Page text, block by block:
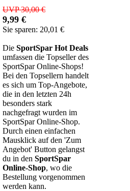
UVP 30,00 €
9,99 €
Sie sparen: 20,01 €
Die SportSpar Hot Deals
umfassen die Topseller des
SportSpar Online-Shops!
Bei den Topsellern handelt
es sich um Top-Angebote,
die in den letzten 24h
besonders stark
nachgefragt wurden im
SportSpar Online-Shop.
Durch einen einfachen
Mausklick auf den 'Zum
Angebot' Button gelangst
du in den SportSpar
Online-Shop, wo die
Bestellung vorgenommen
werden kann.